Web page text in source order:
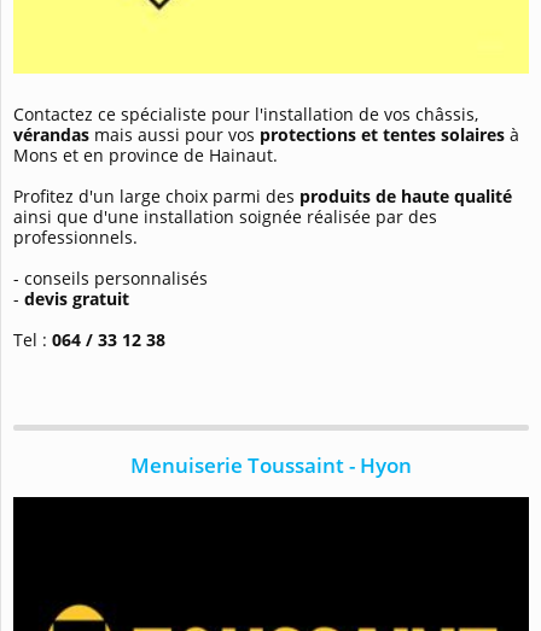
Contactez ce spécialiste pour l'installation de vos châssis,
vérandas mais aussi pour vos protections et tentes solaires à
Mons et en province de Hainaut.
Profitez d'un large choix parmi des produits de haute qualité
ainsi que d'une installation soignée réalisée par des
professionnels.
- conseils personnalisés
- devis gratuit
Tel : 064 / 33 12 38
Menuiserie Toussaint - Hyon